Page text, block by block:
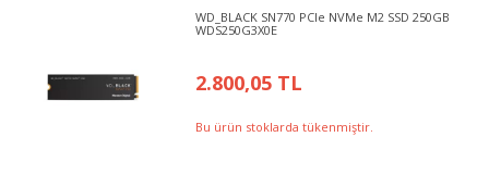
WD_BLACK SN770 PCIe NVMe M2 SSD 250GB
WDS250G3X0E
2.800,05 TL
Bu ürün stoklarda tükenmiştir.